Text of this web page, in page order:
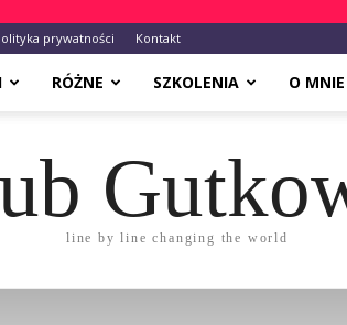
prywatności Kontakt
RÓŻNE SZKOLENIA O MNIE
line by line changing the world